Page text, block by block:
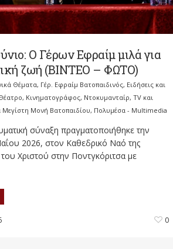
Ο Γέρων Εφραίμ μιλά για
ζωή (ΒΙΝΤΕΟ – ΦΩΤΟ)
Θέματα, Γέρ. Εφραίμ Βατοπαιδινός, Ειδήσεις και
Κινηματογράφος, Ντοκυμανταίρ, TV και
Μεγίστη Μονή Βατοπαιδίου, Πολυμέσα - Multimedia
σύναξη πραγματοποιήθηκε την
2026, στον Καθεδρικό Ναό της
Χριστού στην Ποντγκόριτσα με
0